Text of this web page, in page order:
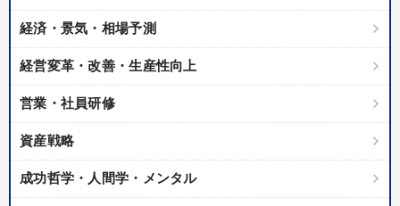
経済・景気・相場予測
経営変革・改善・生産性向上
営業・社員研修
資産戦略
成功哲学・人間学・メンタル